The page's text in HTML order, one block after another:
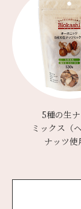
5種の生
ミックス（
ナッツ使